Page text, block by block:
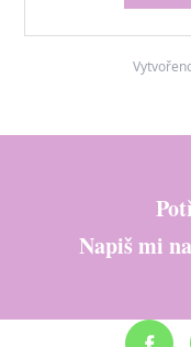
Napiš mi